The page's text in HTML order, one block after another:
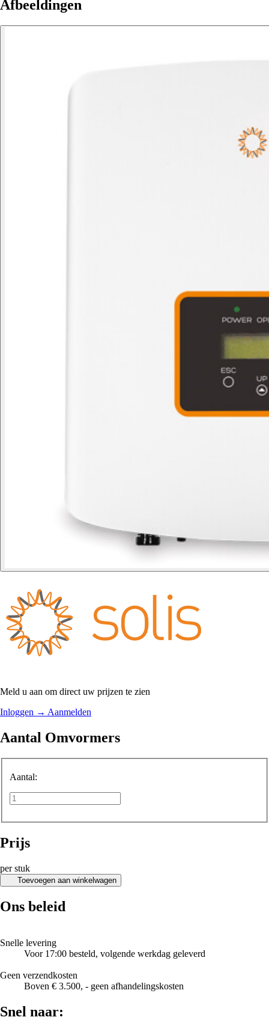
Afbeeldingen
Meld u aan om direct uw prijzen te zien
Inloggen → Aanmelden
Aantal Omvormers
Aantal:
Prijs
per stuk
Toevoegen aan winkelwagen
Ons beleid
Snelle levering
Voor 17:00 besteld, volgende werkdag geleverd
Geen verzendkosten
Boven € 3.500, - geen afhandelingskosten
Snel naar: